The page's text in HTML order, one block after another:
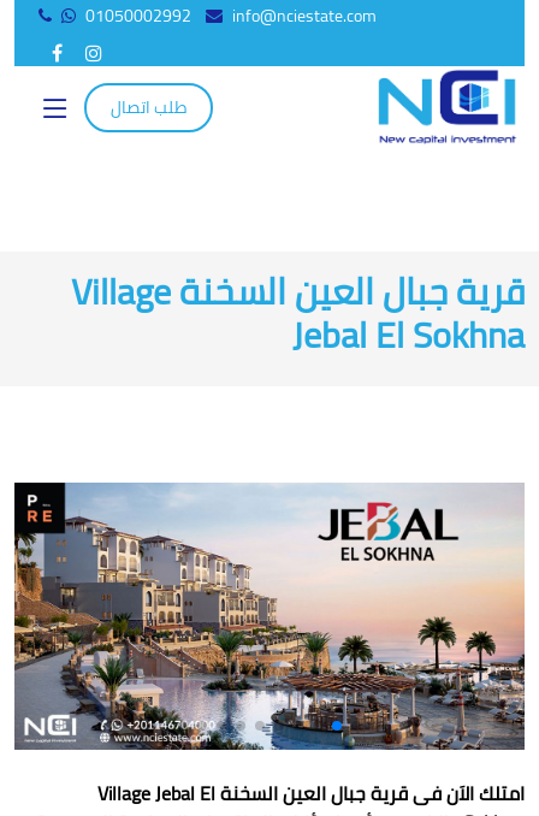
01050002992 info@nciestate.com
FacebookInstagram
طلب اتصال
قرية جبال العين السخنة Village
Jebal El Sokhna
امتلك الاَن فى قرية جبال العين السخنة Village Jebal El